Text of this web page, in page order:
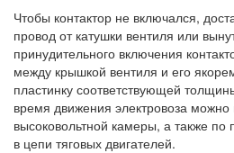
Чтобы контактор не включался,
провод от катушки вентиля или
принудительного включения
между крышкой вентиля и его
пластинку соответствующей
время движения электровоза
высоковольтной камеры, а также
в цепи тяговых двигателей.